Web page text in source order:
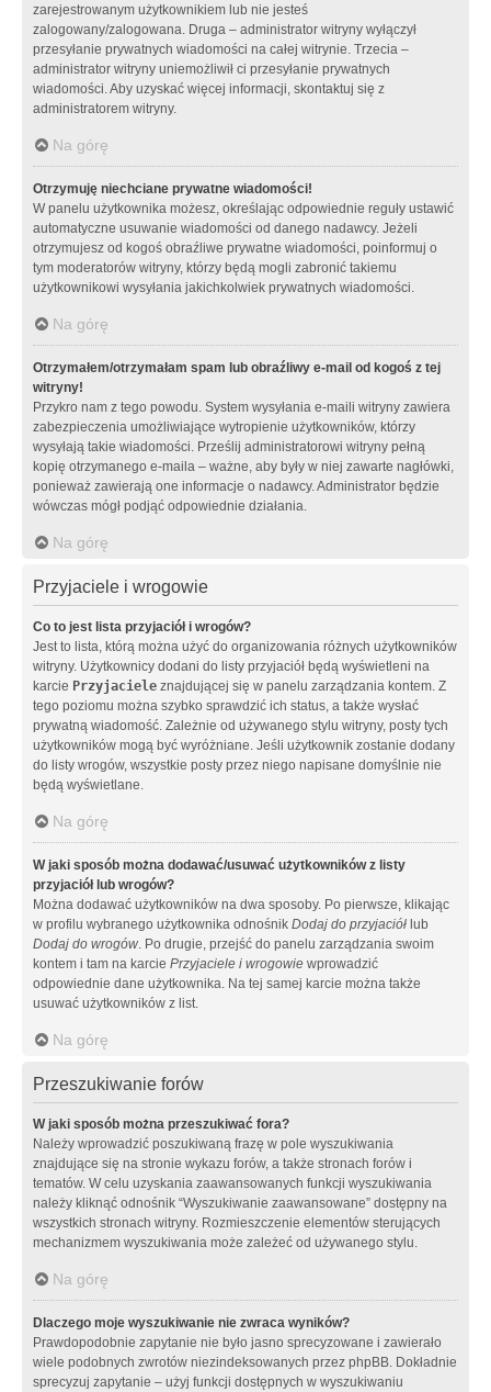
zarejestrowanym użytkownikiem lub nie jesteś
zalogowany/zalogowana. Druga – administrator witryny wyłączył
przesyłanie prywatnych wiadomości na całej witrynie. Trzecia –
administrator witryny uniemożliwił ci przesyłanie prywatnych
wiadomości. Aby uzyskać więcej informacji, skontaktuj się z
administratorem witryny.
Na górę
Otrzymuję niechciane prywatne wiadomości!
W panelu użytkownika możesz, określając odpowiednie reguły ustawić
automatyczne usuwanie wiadomości od danego nadawcy. Jeżeli
otrzymujesz od kogoś obraźliwe prywatne wiadomości, poinformuj o
tym moderatorów witryny, którzy będą mogli zabronić takiemu
użytkownikowi wysyłania jakichkolwiek prywatnych wiadomości.
Na górę
Otrzymałem/otrzymałam spam lub obraźliwy e-mail od kogoś z tej
witryny!
Przykro nam z tego powodu. System wysyłania e-maili witryny zawiera
zabezpieczenia umożliwiające wytropienie użytkowników, którzy
wysyłają takie wiadomości. Prześlij administratorowi witryny pełną
kopię otrzymanego e-maila – ważne, aby były w niej zawarte nagłówki,
ponieważ zawierają one informacje o nadawcy. Administrator będzie
wówczas mógł podjąć odpowiednie działania.
Na górę
Przyjaciele i wrogowie
Co to jest lista przyjaciół i wrogów?
Jest to lista, którą można użyć do organizowania różnych użytkowników
witryny. Użytkownicy dodani do listy przyjaciół będą wyświetleni na
karcie Przyjaciele znajdującej się w panelu zarządzania kontem. Z
tego poziomu można szybko sprawdzić ich status, a także wysłać
prywatną wiadomość. Zależnie od używanego stylu witryny, posty tych
użytkowników mogą być wyróżniane. Jeśli użytkownik zostanie dodany
do listy wrogów, wszystkie posty przez niego napisane domyślnie nie
będą wyświetlane.
Na górę
W jaki sposób można dodawać/usuwać użytkowników z listy
przyjaciół lub wrogów?
Można dodawać użytkowników na dwa sposoby. Po pierwsze, klikając
w profilu wybranego użytkownika odnośnik Dodaj do przyjaciół lub
Dodaj do wrogów. Po drugie, przejść do panelu zarządzania swoim
kontem i tam na karcie Przyjaciele i wrogowie wprowadzić
odpowiednie dane użytkownika. Na tej samej karcie można także
usuwać użytkowników z list.
Na górę
Przeszukiwanie forów
W jaki sposób można przeszukiwać fora?
Należy wprowadzić poszukiwaną frazę w pole wyszukiwania
znajdujące się na stronie wykazu forów, a także stronach forów i
tematów. W celu uzyskania zaawansowanych funkcji wyszukiwania
należy kliknąć odnośnik “Wyszukiwanie zaawansowane” dostępny na
wszystkich stronach witryny. Rozmieszczenie elementów sterujących
mechanizmem wyszukiwania może zależeć od używanego stylu.
Na górę
Dlaczego moje wyszukiwanie nie zwraca wyników?
Prawdopodobnie zapytanie nie było jasno sprecyzowane i zawierało
wiele podobnych zwrotów niezindeksowanych przez phpBB. Dokładnie
sprecyzuj zapytanie – użyj funkcji dostępnych w wyszukiwaniu